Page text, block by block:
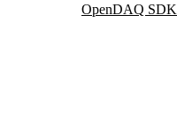
OpenDAQ SDK